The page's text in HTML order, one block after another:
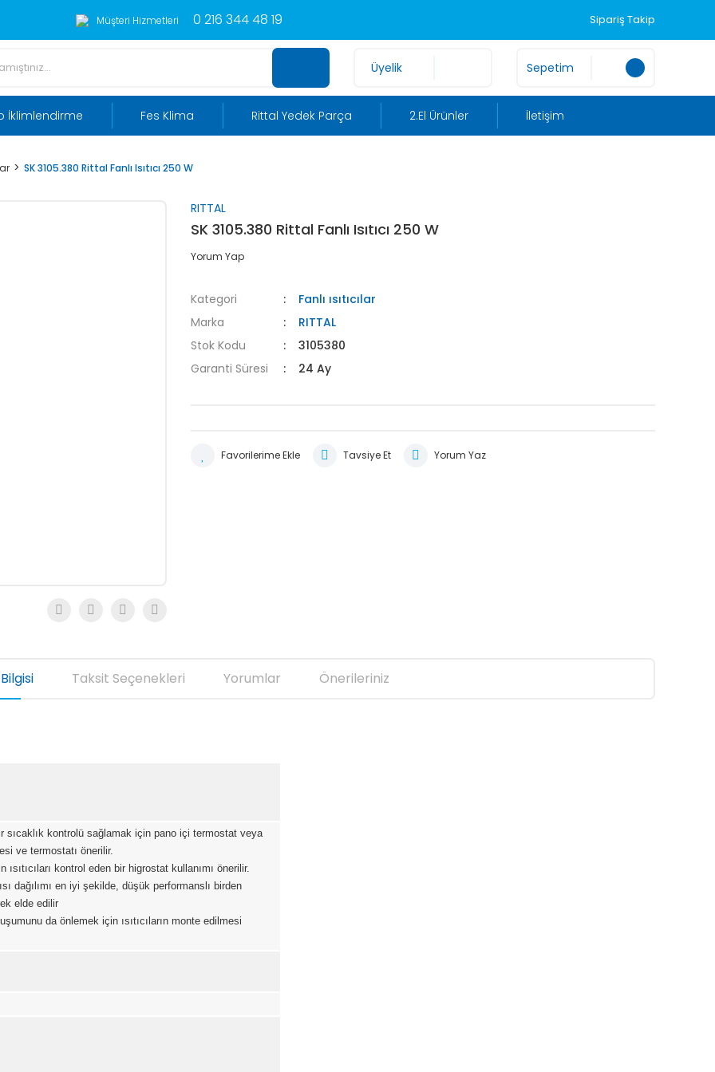
Müşteri Hizmetleri 0 216 344 48 19 Sipariş Takip
Üyelik Sepetim
İklimlendirme Fes Klima Rittal Yedek Parça 2.El Ürünler İletişim
SK 3105.380 Rittal Fanlı Isıtıcı 250 W
RITTAL
SK 3105.380 Rittal Fanlı Isıtıcı 250 W
Yorum Yap
Kategori
Fanlı ısıtıcılar
Marka
RITTAL
Stok Kodu
3105380
Garanti Süresi
24 Ay
Tavsiye Et Yorum Yaz
Taksit Seçenekleri Yorumlar Önerileriniz
sıcaklık kontrolü sağlamak için pano içi termostat veya
ve termostatı önerilir.
kontrol eden bir higrostat kullanımı önerilir.
dağılımı en iyi şekilde, düşük performanslı birden
elde edilir
da önlemek için ısıtıcıların monte edilmesi